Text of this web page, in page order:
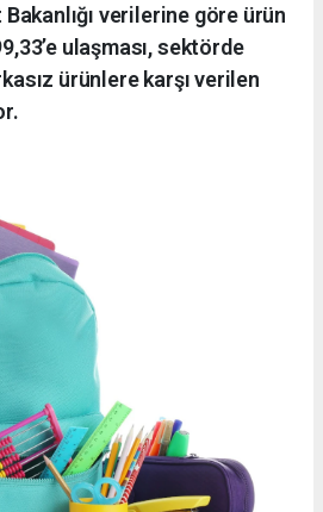
verilerine göre ürün
ulaşması, sektörde
ürünlere karşı verilen